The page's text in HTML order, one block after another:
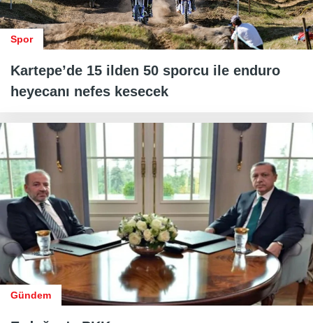
Spor
Kartepe’de 15 ilden 50 sporcu ile enduro
heyecanı nefes kesecek
Gündem